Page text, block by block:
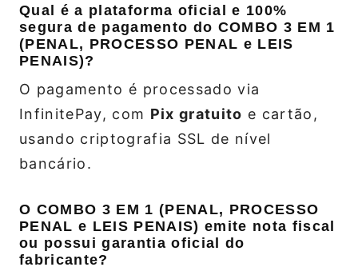
Qual é a plataforma oficial e 100%
segura de pagamento do COMBO 3 EM 1
(PENAL, PROCESSO PENAL e LEIS
PENAIS)?
O pagamento é processado via
InfinitePay, com Pix gratuito e cartão,
usando criptografia SSL de nível
bancário.
O COMBO 3 EM 1 (PENAL, PROCESSO
PENAL e LEIS PENAIS) emite nota fiscal
ou possui garantia oficial do
fabricante?